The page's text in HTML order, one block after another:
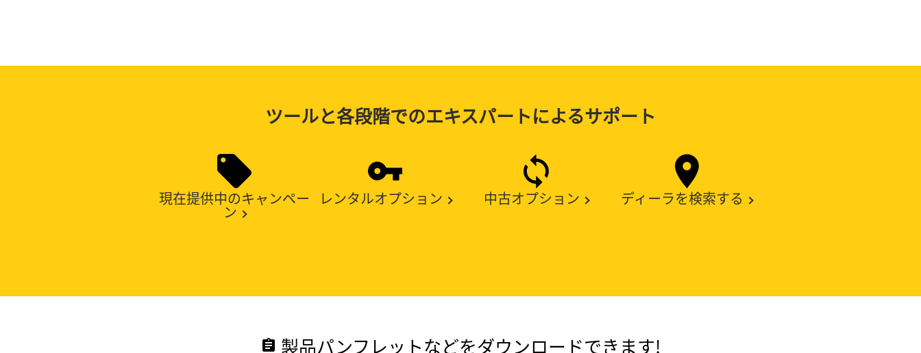
ツールと各段階でのエキスパートによるサポート
現在提供中のキャンペー
ン
レンタルオプション 中古オプション ディーラを検索する
assignment 製品パンフレットなどをダウンロードできます!